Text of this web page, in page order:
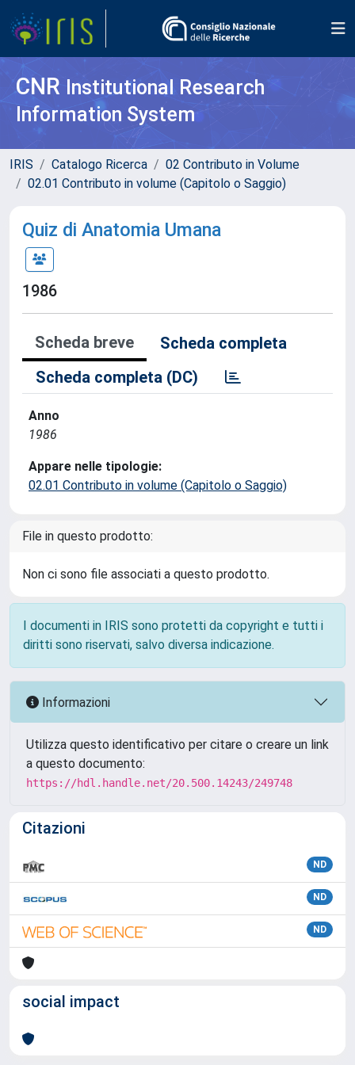
CNR Institutional Research
Information System
IRIS Catalogo Ricerca
02 Contributo in Volume
02.01 Contributo in volume (Capitolo o Saggio)
Quiz di Anatomia Umana
1986
Scheda breve
Scheda completa
Scheda completa (DC)
Anno
1986
Appare nelle tipologie:
02.01 Contributo in volume (Capitolo o Saggio)
File in questo prodotto:
Non ci sono file associati a questo prodotto.
I documenti in IRIS sono protetti da copyright e tutti i
diritti sono riservati, salvo diversa indicazione.
Informazioni
Utilizza questo identificativo per citare o creare un link
a questo documento:
https://hdl.handle.net/20.500.14243/249748
Citazioni
ND
ND
ND
social impact